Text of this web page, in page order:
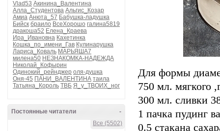
Vlad53 Акинина_Валентина
Алла_Студентова Альгис_Козар
Амиа Анюта_57 Бабушка-ладушка
Бийск браило ВсеХорошо галина5819
дракоша52 Елена_Краева
Ира_Ивановна Кахетинка
Кошка_по_имени_Гав Кулинарушка
Лариса_Коваль МАРЬЯША7
милена50 НЕЗНАКОМКА-НАДЕЖДА
Николай_Кофырин
Одинокий_рейнджер оля-душка
Оня-45 ПАНИ_ВАЛЕНТИНА таила
Татьяна_Король ТВБ Я_у_ТВОИХ_ног
-
Постоянные читатели
Все (5502)
Для формы
750 мл. мягкого
300 мл. сливки
1 пачка пудинг
0.5 стакана